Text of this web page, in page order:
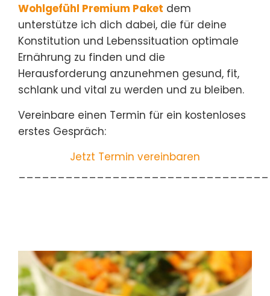
Wohlgefühl Premium Paket dem
unterstütze ich dich dabei, die für deine
Konstitution und Lebenssituation optimale
Ernährung zu finden und die
Herausforderung anzunehmen gesund, fit,
schlank und vital zu werden und zu bleiben.
Vereinbare einen Termin für ein kostenloses
erstes Gespräch:
Jetzt Termin vereinbaren